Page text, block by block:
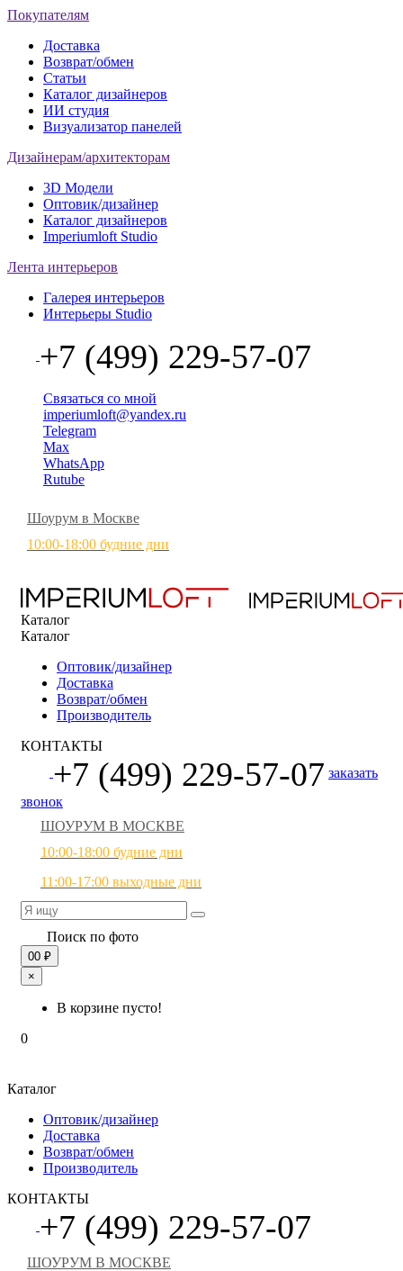
Покупателям
Доставка
Возврат/обмен
Статьи
Каталог дизайнеров
ИИ студия
Визуализатор панелей
Дизайнерам/архитекторам
3D Модели
Оптовик/дизайнер
Каталог дизайнеров
Imperiumloft Studio
Лента интерьеров
Галерея интерьеров
Интерьеры Studio
+7 (499) 229-57-07
Связаться со мной
imperiumloft@yandex.ru
Telegram
Max
WhatsApp
Rutube
Шоурум в Москве
10:00-18:00 будние дни
Каталог
Каталог
Оптовик/дизайнер
Доставка
Возврат/обмен
Производитель
КОНТАКТЫ
+7 (499) 229-57-07 заказать
звонок
ШОУРУМ В МОСКВЕ
10:00-18:00 будние дни
11:00-17:00 выходные дни
Поиск по фото
00 ₽
×
В корзине пусто!
0
Каталог
Оптовик/дизайнер
Доставка
Возврат/обмен
Производитель
КОНТАКТЫ
+7 (499) 229-57-07
ШОУРУМ В МОСКВЕ